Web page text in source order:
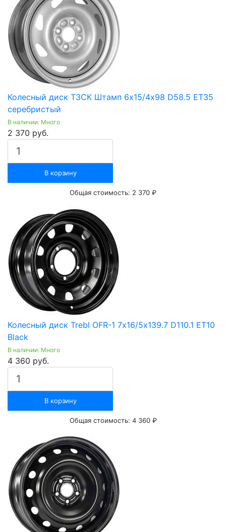
Колесный диск ТЗСК Штамп 6х15/4х98 D58.5 ET35
серебристый
В наличии: Много
2 370 руб.
В корзину
Общая стоимость: 2 370 ₽
Колесный диск Trebl OFR-1 7х16/5х139.7 D110.1 ET10
Black
В наличии: Много
4 360 руб.
В корзину
Общая стоимость: 4 360 ₽